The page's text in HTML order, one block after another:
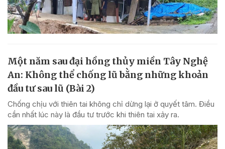
Một năm sau đại hồng thủy miền Tây Nghệ
An: Không thể chống lũ bằng những khoản
đầu tư sau lũ (Bài 2)
Chống chịu với thiên tai không chỉ dừng lại ở quyết tâm. Điều
cần nhất lúc này là đầu tư trước khi thiên tai xảy ra.